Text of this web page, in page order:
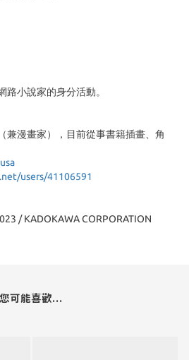
路小說家的身分活動。
兼漫畫家），目前從事書籍插畫、角
users/41106591
/ KADOKAWA CORPORATION
您可能喜歡...